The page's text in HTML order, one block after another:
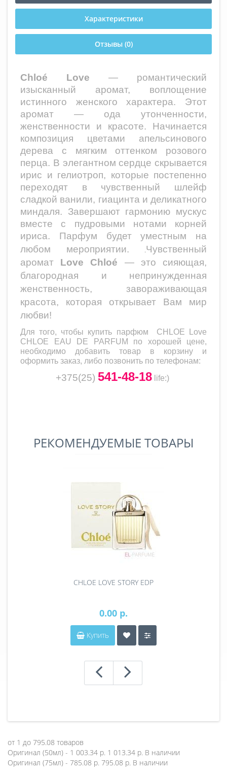
Характеристики
Отзывы (0)
Chloé Love — романтический
изысканный аромат, воплощение
истинного женского характера. Этот
аромат — ода утонченности,
женственности и красоте. Начинается
композиция цветами апельсинового
дерева с мягким оттенком розового
перца. В элегантном сердце скрывается
ирис и гелиотроп, которые постепенно
переходят в чувственный шлейф
сладкой ванили, гиацинта и деликатного
миндаля. Завершают гармонию мускус
вместе с пудровыми нотами корней
ириса. Парфум будет уместным на
любом мероприятии. .Чувственный
аромат Love Chloé — это сияющая,
благородная и непринужденная
женственность, завораживающая
красота, которая открывает Вам мир
любви!
Для того, чтобы купить парфюм CHLOE Love
CHLOE EAU DE PARFUM по хорошей цене,
необходимо добавить товар в корзину и
оформить заказ, либо позвонить по телефонам:
+375(25) 541-48-18 life:)
РЕКОМЕНДУЕМЫЕ ТОВАРЫ
CHLOE LOVE STORY EDP
0.00 р.
Купить
от 1 до 795.08 товаров
Оригинал (50мл) - 1 003.34 р. 1 013.34 р. В наличии
Оригинал (75мл) - 785.08 р. 795.08 р. В наличии